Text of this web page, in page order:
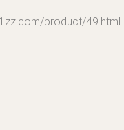
product/49.html